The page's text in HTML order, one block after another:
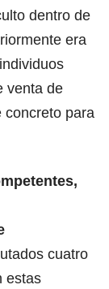
dentro de
era
venta de
concreto para
cuatro
estas